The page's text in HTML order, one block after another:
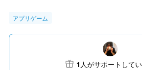
アプリゲーム
1 人がサポートして